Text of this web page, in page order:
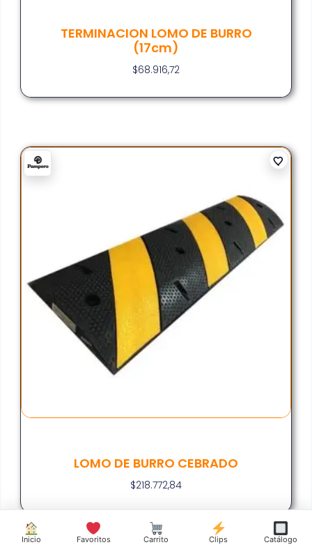
TERMINACION LOMO DE BURRO
(17cm)
$68.916,72
LOMO DE BURRO CEBRADO
$218.772,84
Inicio Favoritos Carrito Clips Catálogo